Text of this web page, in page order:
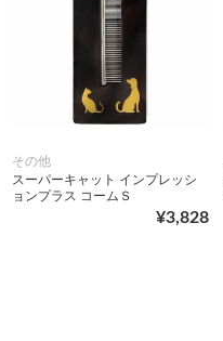
その他
スーパーキャット インプレッシ
ョンプラス コームＳ
¥3,828